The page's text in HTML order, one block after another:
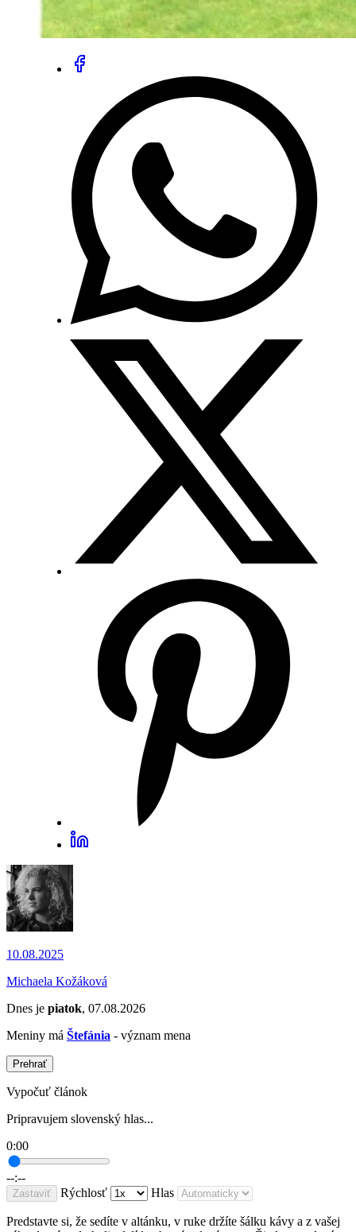
10.08.2025
Michaela Kožáková
Dnes je piatok, 07.08.2026
Meniny má Štefánia - význam mena
Prehrať
Vypočuť článok
Pripravujem slovenský hlas...
0:00
--:--
Zastaviť Rýchlosť Hlas
Predstavte si, že sedíte v altánku, v ruke držíte šálku kávy a z vašej